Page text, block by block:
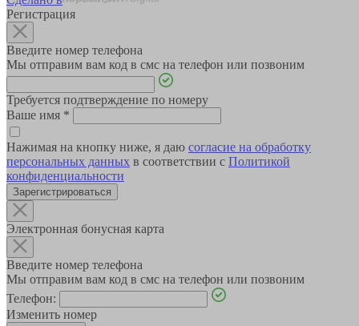
Регистрация
Введите номер телефона
Мы отправим вам код в смс на телефон или позвоним
Требуется подтверждение по номеру
Ваше имя *
Нажимая на кнопку ниже, я даю согласие на обработку
персональных данных в соответствии с Политикой
конфиденциальности
Зарегистрироваться
Электронная бонусная карта
Введите номер телефона
Мы отправим вам код в смс на телефон или позвоним
Телефон:
Изменить номер